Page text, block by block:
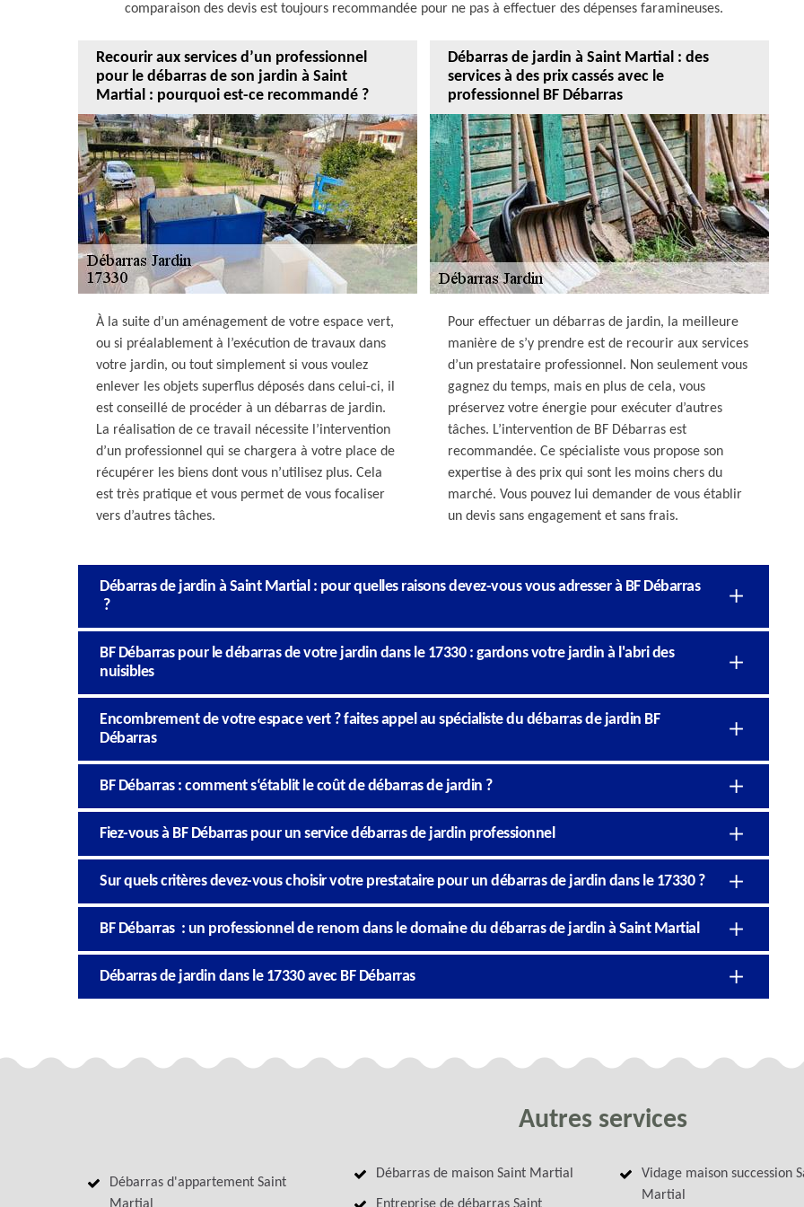
comparaison des devis est toujours recommandée pour ne pas à effectuer des dépenses faramineuses.
Recourir aux services d’un professionnel
pour le débarras de son jardin à Saint
Martial : pourquoi est-ce recommandé ?
À la suite d’un aménagement de votre espace vert,
ou si préalablement à l’exécution de travaux dans
votre jardin, ou tout simplement si vous voulez
enlever les objets superflus déposés dans celui-ci, il
est conseillé de procéder à un débarras de jardin.
La réalisation de ce travail nécessite l’intervention
d’un professionnel qui se chargera à votre place de
récupérer les biens dont vous n’utilisez plus. Cela
est très pratique et vous permet de vous focaliser
vers d’autres tâches.
Débarras de jardin à Saint Martial : des
services à des prix cassés avec le
professionnel BF Débarras
Pour effectuer un débarras de jardin, la meilleure
manière de s’y prendre est de recourir aux services
d’un prestataire professionnel. Non seulement vous
gagnez du temps, mais en plus de cela, vous
préservez votre énergie pour exécuter d’autres
tâches. L’intervention de BF Débarras est
recommandée. Ce spécialiste vous propose son
expertise à des prix qui sont les moins chers du
marché. Vous pouvez lui demander de vous établir
un devis sans engagement et sans frais.
Débarras de jardin à Saint Martial : pour quelles raisons devez-vous vous adresser à BF Débarras
?
BF Débarras pour le débarras de votre jardin dans le 17330 : gardons votre jardin à l'abri des
nuisibles
Encombrement de votre espace vert ? faites appel au spécialiste du débarras de jardin BF
Débarras
BF Débarras : comment s‘établit le coût de débarras de jardin ?
Fiez-vous à BF Débarras pour un service débarras de jardin professionnel
Sur quels critères devez-vous choisir votre prestataire pour un débarras de jardin dans le 17330 ?
BF Débarras : un professionnel de renom dans le domaine du débarras de jardin à Saint Martial
Débarras de jardin dans le 17330 avec BF Débarras
Autres services
Débarras d'appartement Saint
Martial
Débarras de maison Saint Martial
Entreprise de débarras Saint
Vidage maison succession
Martial